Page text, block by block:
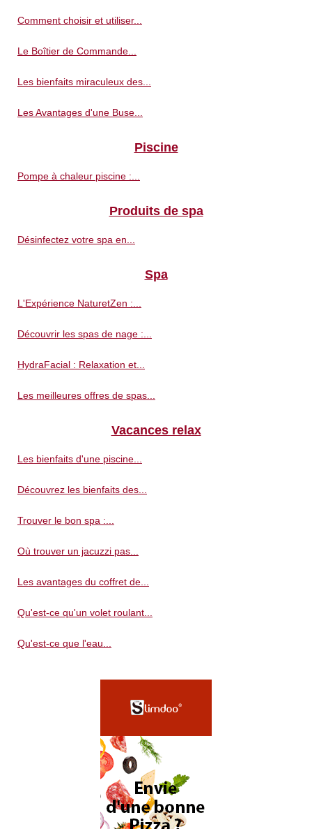
Comment choisir et utiliser...
Le Boîtier de Commande...
Les bienfaits miraculeux des...
Les Avantages d'une Buse...
Piscine
Pompe à chaleur piscine :...
Produits de spa
Désinfectez votre spa en...
Spa
L'Expérience NaturetZen :...
Découvrir les spas de nage :...
HydraFacial : Relaxation et...
Les meilleures offres de spas...
Vacances relax
Les bienfaits d'une piscine...
Découvrez les bienfaits des...
Trouver le bon spa :...
Où trouver un jacuzzi pas...
Les avantages du coffret de...
Qu'est-ce qu'un volet roulant...
Qu'est-ce que l'eau...